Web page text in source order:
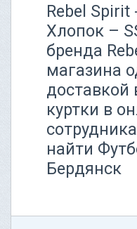
Rebel Spirit
Хлопок –
бренда
магазина
доставкой
куртки в
найти
Бердянск